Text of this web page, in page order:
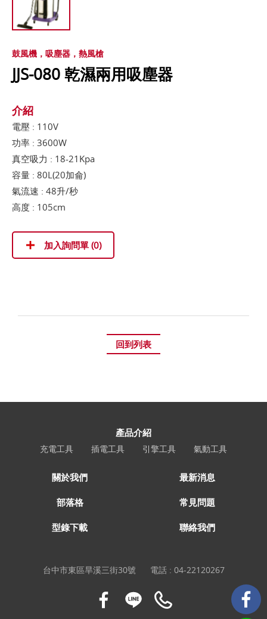
鼓風機，吸塵器，熱風槍
JJS-080 乾濕兩用吸塵器
介紹
電壓 : 110V
功率 : 3600W
真空吸力 : 18-21Kpa
容量 : 80L(20加侖)
氣流速 : 48升/秒
高度 : 105cm
加入詢問單 (0)
回到列表
產品介紹
充電工具 插電工具 引擎工具 氣動工具
關於我們 最新消息
部落格 常見問題
型錄下載 聯絡我們
台中市東區旱溪三街30號 電話 : 04-22120267